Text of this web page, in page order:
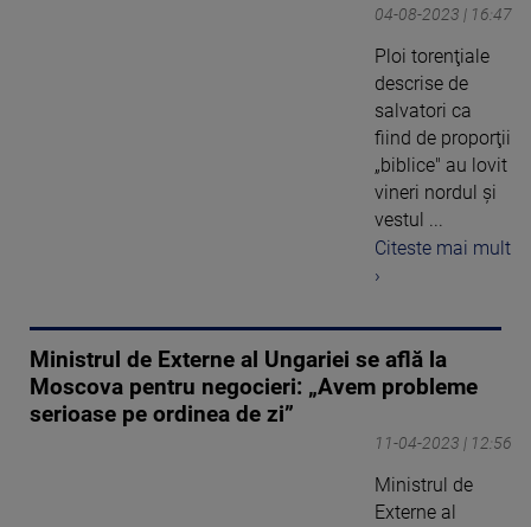
04-08-2023 | 16:47
Ploi torenţiale
descrise de
salvatori ca
fiind de proporţii
„biblice" au lovit
vineri nordul şi
vestul ...
Citeste mai mult
›
Ministrul de Externe al Ungariei se află la
Moscova pentru negocieri: „Avem probleme
serioase pe ordinea de zi”
11-04-2023 | 12:56
Ministrul de
Externe al